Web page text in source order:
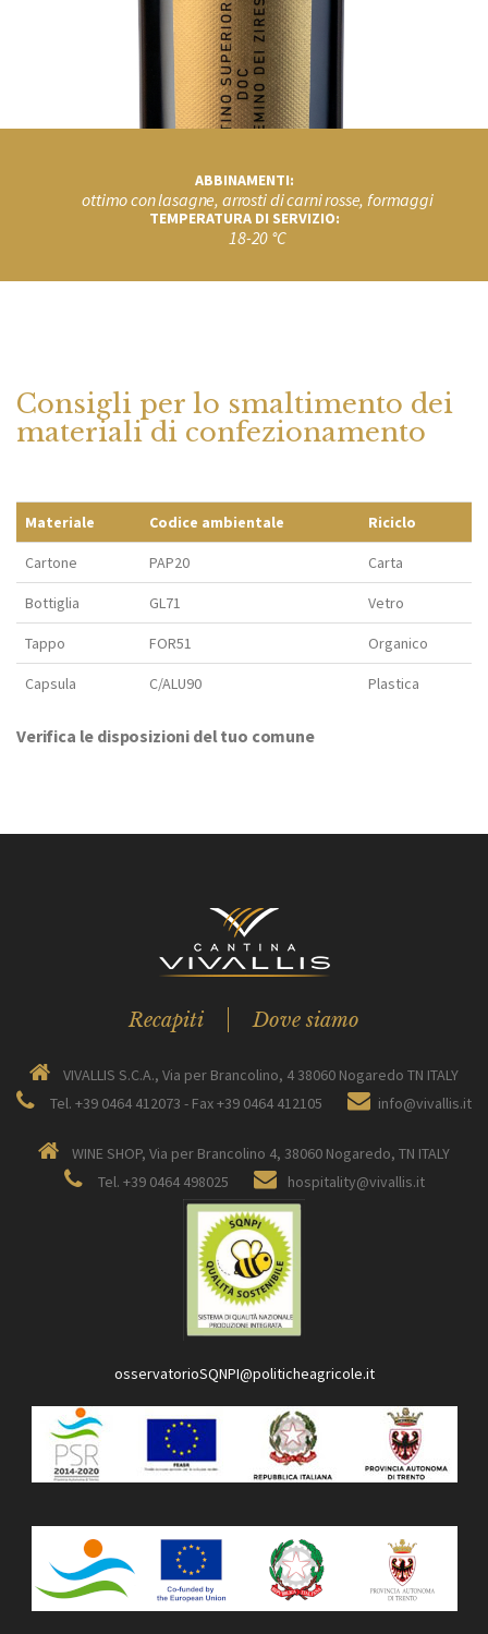
ABBINAMENTI:
ottimo con lasagne, arrosti di carni rosse, formaggi
TEMPERATURA DI SERVIZIO:
18-20 °C
Consigli per lo smaltimento dei
materiali di confezionamento
Materiale Codice ambientale Riciclo
Cartone PAP20 Carta
Bottiglia GL71 Vetro
Tappo FOR51 Organico
Capsula C/ALU90 Plastica
Verifica le disposizioni del tuo comune
Recapiti Dove siamo
VIVALLIS S.C.A., Via per Brancolino, 4 38060 Nogaredo TN ITALY
Tel. +39 0464 412073 - Fax +39 0464 412105
info@vivallis.it
WINE SHOP, Via per Brancolino 4, 38060 Nogaredo, TN ITALY
Tel. +39 0464 498025
hospitality@vivallis.it
osservatorioSQNPI@politicheagricole.it